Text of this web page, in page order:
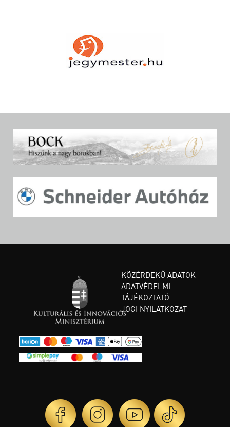
KÖZÉRDEKŰ ADATOK
ADATVÉDELMI
TÁJÉKOZTATÓ
JOGI NYILATKOZAT